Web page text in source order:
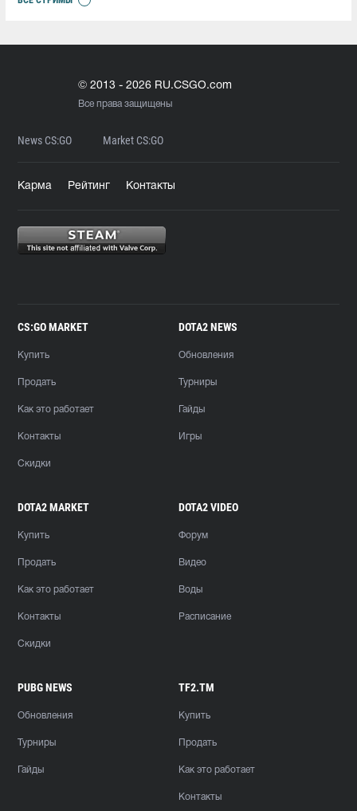
© 2013 - 2026 RU.CSGO.com
Все права защищены
News CS:GO Market CS:GO
Карма Рейтинг Контакты
CS:GO MARKET
Купить
Продать
Как это работает
Контакты
Скидки
DOTA2 NEWS
Обновления
Турниры
Гайды
Игры
DOTA2 MARKET
Купить
Продать
Как это работает
Контакты
Скидки
DOTA2 VIDEO
Форум
Видео
Воды
Расписание
PUBG NEWS
Обновления
Турниры
Гайды
TF2.TM
Купить
Продать
Как это работает
Контакты